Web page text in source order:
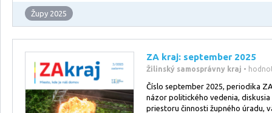
Župy 2025
ZA kraj: september 2025
Žilinský samosprávny kraj •
Číslo september 2025, periodika
názor politického vedenia, diskusia
priestoru činnosti župného úradu,